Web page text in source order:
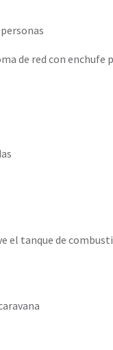
de red con enchufe
el tanque de